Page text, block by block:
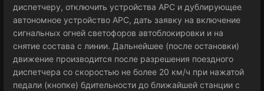
диспетчеру, отключить устройства АРС и дублирующее
автономное устройство АРС, дать заявку на включение
сигнальных огней светофоров автоблокировки и на
снятие состава с линии. Дальнейшее (после остановки)
движение производится после разрешения поездного
диспетчера со скоростью не более 20 км/ч при нажатой
педали (кнопке) бдительности до ближайшей станции с